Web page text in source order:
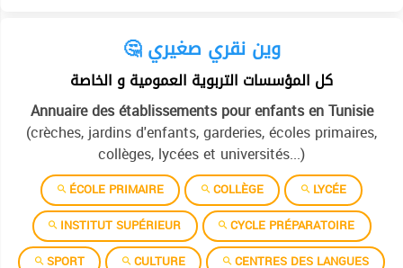
🤔 وين نقري صغيري
كل المؤسسات التربوية العمومية و الخاصة
Annuaire des établissements pour enfants en Tunisie
(crèches, jardins d'enfants, garderies, écoles primaires,
collèges, lycées et universités...)
ÉCOLE PRIMAIRE COLLÈGE
LYCÉE
INSTITUT SUPÉRIEUR
CYCLE PRÉPARATOIRE
SPORT
CULTURE CENTRES DES LANGUES